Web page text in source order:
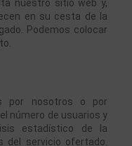
nuestro sitio web y,
en su cesta de la
Podemos colocar
por nosotros o por
número de usuarios y
estadístico de la
del servicio ofertado.